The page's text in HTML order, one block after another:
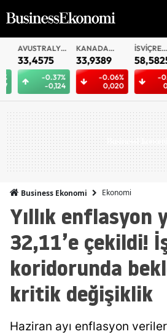
AVUSTRALYA
DOLARI
33,4575
-0.37%
-0,124
KANADA
DOLARI
33,9389
-0.06%
0,020
İSVIÇRE
FRANKI
58,5825
-
Business Ekonomi Ekonomi
Yıllık enflasyon
32,11’e çekildi!
koridorunda
kritik değişiklik
Haziran ayı enflasyon